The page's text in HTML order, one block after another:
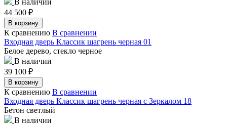
44 500 ₽
В корзину
К сравнению В сравнении
Входная дверь Классик шагрень черная 01
Белое дерево, стекло черное
В наличии
39 100 ₽
В корзину
К сравнению В сравнении
Входная дверь Классик шагрень черная с Зеркалом 18
Бетон светлый
В наличии